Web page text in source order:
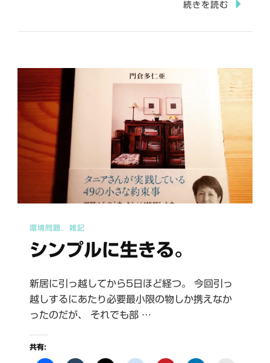
い
そ
し
て
続
け
る
へ
続きを読む
環境問題 雑記
シンプルに生きる。
新居に引っ越してから5日ほど経つ。 今回引っ
越しするにあたり必要最小限の物しか携えなか
ったのだが、 それでも部 …
共有: